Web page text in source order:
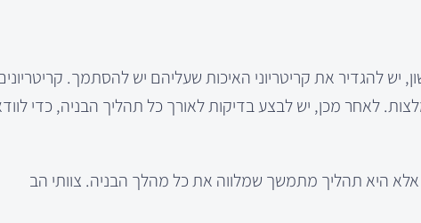
להגדיר את קריטריוני האיכות שעליהם יש להסתמך.
לאחר מכן, יש לבצע בדיקות לאורך כל תהליך הבניה, כדי
היא תהליך מתמשך שמלווה את כל מהלך הבניה. צוותי הב